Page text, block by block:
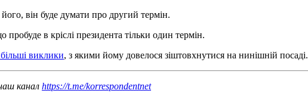
він буде думати про другий термін.
в кріслі президента тільки один термін.
виклики, з якими йому довелося зіштовхнутися на нинішній посаді.
канал https://t.me/korrespondentnet